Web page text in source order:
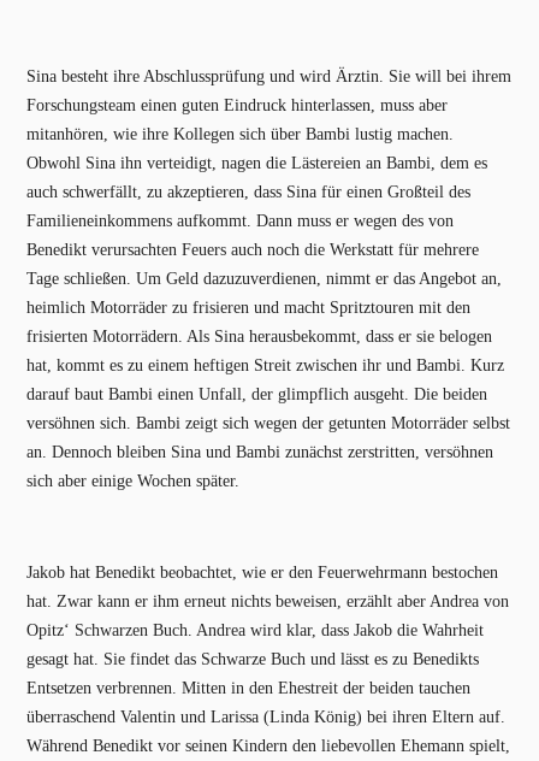
Sina besteht ihre Abschlussprüfung und wird Ärztin. Sie will bei ihrem
Forschungsteam einen guten Eindruck hinterlassen, muss aber
mitanhören, wie ihre Kollegen sich über Bambi lustig machen.
Obwohl Sina ihn verteidigt, nagen die Lästereien an Bambi, dem es
auch schwerfällt, zu akzeptieren, dass Sina für einen Großteil des
Familieneinkommens aufkommt. Dann muss er wegen des von
Benedikt verursachten Feuers auch noch die Werkstatt für mehrere
Tage schließen. Um Geld dazuzuverdienen, nimmt er das Angebot an,
heimlich Motorräder zu frisieren und macht Spritztouren mit den
frisierten Motorrädern. Als Sina herausbekommt, dass er sie belogen
hat, kommt es zu einem heftigen Streit zwischen ihr und Bambi. Kurz
darauf baut Bambi einen Unfall, der glimpflich ausgeht. Die beiden
versöhnen sich. Bambi zeigt sich wegen der getunten Motorräder selbst
an. Dennoch bleiben Sina und Bambi zunächst zerstritten, versöhnen
sich aber einige Wochen später.
Jakob hat Benedikt beobachtet, wie er den Feuerwehrmann bestochen
hat. Zwar kann er ihm erneut nichts beweisen, erzählt aber Andrea von
Opitz‘ Schwarzen Buch. Andrea wird klar, dass Jakob die Wahrheit
gesagt hat. Sie findet das Schwarze Buch und lässt es zu Benedikts
Entsetzen verbrennen. Mitten in den Ehestreit der beiden tauchen
überraschend Valentin und Larissa (Linda König) bei ihren Eltern auf.
Während Benedikt vor seinen Kindern den liebevollen Ehemann spielt,